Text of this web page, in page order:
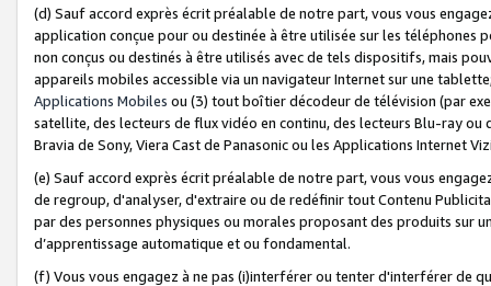
(d) Sauf accord exprès écrit préalable de notre part, vous vous
application conçue pour ou destinée à être utilisée sur les téléphones
non conçus ou destinés à être utilisés avec de tels dispositifs, mais
appareils mobiles accessible via un navigateur Internet sur une
Applications Mobiles ou (3) tout boîtier décodeur de télévision (par
satellite, des lecteurs de flux vidéo en continu, des lecteurs Blu-ray
Bravia de Sony, Viera Cast de Panasonic ou les Applications Internet
(e) Sauf accord exprès écrit préalable de notre part, vous vous
de regroup, d'analyser, d'extraire ou de redéfinir tout Contenu
par des personnes physiques ou morales proposant des produits sur
d’apprentissage automatique et ou fondamental.
(f) Vous vous engagez à ne pas (i)interférer ou tenter d'interférer de